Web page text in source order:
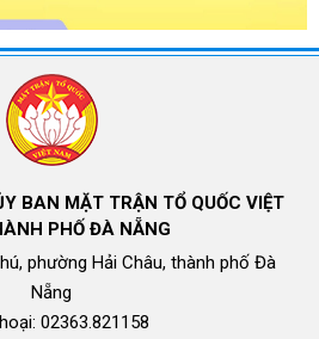
BAN MẶT TRẬN TỔ QUỐC VIỆT
PHỐ ĐÀ NẴNG
phường Hải Châu, thành phố Đà
Nẵng
02363.821158